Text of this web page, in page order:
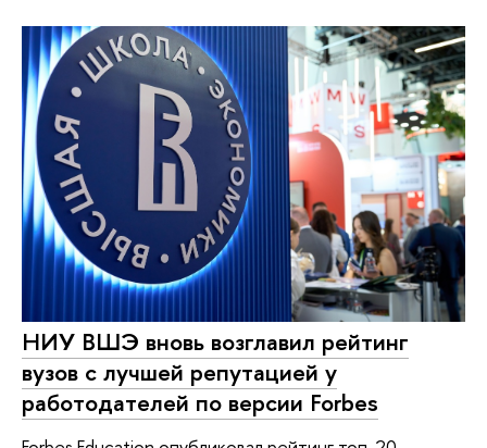
НИУ ВШЭ вновь возглавил рейтинг
вузов с лучшей репутацией у
работодателей по версии Forbes